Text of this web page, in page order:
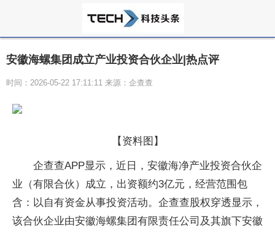
安徽海螺集团成立产业投资合伙企业|热点评
时间：2026-05-22 17:11:11 来源：企查查
【资料图】
企查查APP显示，近日，安徽海净产业投资合伙企
业（有限合伙）成立，出资额约3亿元，经营范围包
含：以自有资金从事投资活动。企查查股权穿透显示，
该合伙企业由安徽海螺集团有限责任公司及其旗下安徽